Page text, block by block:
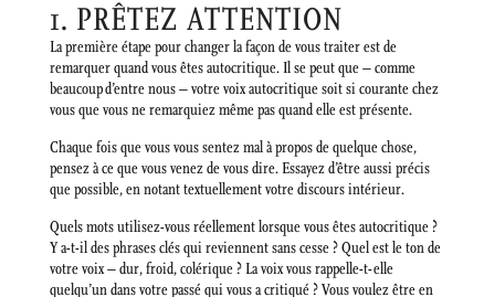
1. PRÊTEZ ATTENTION
La première étape pour changer la façon de vous traiter est de
remarquer quand vous êtes autocritique. Il se peut que – comme
beaucoup d’entre nous – votre voix autocritique soit si courante chez
vous que vous ne remarquiez même pas quand elle est présente.
Chaque fois que vous vous sentez mal à propos de quelque chose,
pensez à ce que vous venez de vous dire. Essayez d’être aussi précis
que possible, en notant textuellement votre discours intérieur.
Quels mots utilisez-vous réellement lorsque vous êtes autocritique ?
Y a-t-il des phrases clés qui reviennent sans cesse ? Quel est le ton de
votre voix – dur, froid, colérique ? La voix vous rappelle-t-elle
quelqu’un dans votre passé qui vous a critiqué ? Vous voulez être en